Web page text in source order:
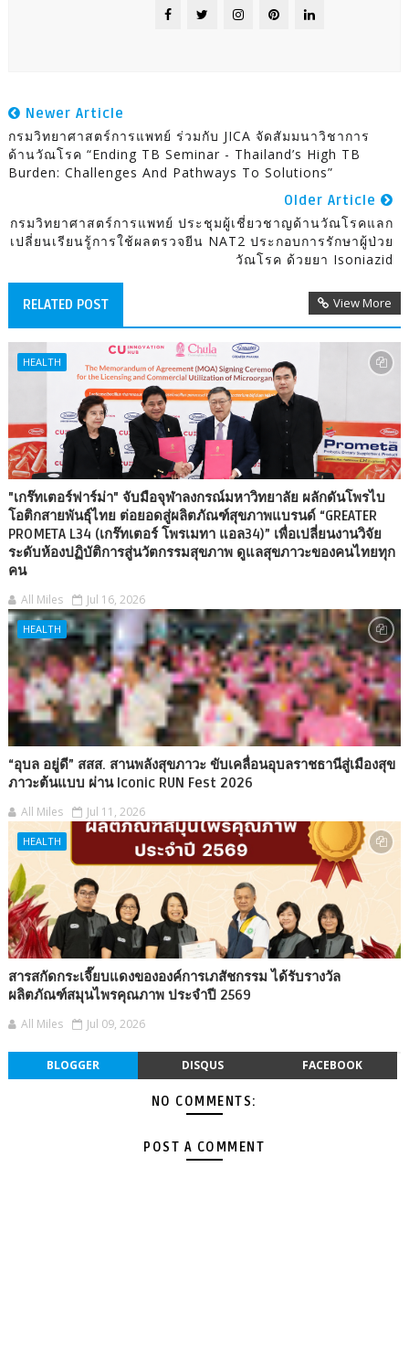
Newer Article
กรมวิทยาศาสตร์การแพทย์ ร่วมกับ JICA จัดสัมมนาวิชาการ
ด้านวัณโรค “Ending TB Seminar - Thailand’s High TB
Burden: Challenges And Pathways To Solutions”
Older Article
กรมวิทยาศาสตร์การแพทย์ ประชุมผู้เชี่ยวชาญด้านวัณโรคแลก
เปลี่ยนเรียนรู้การใช้ผลตรวจยีน NAT2 ประกอบการรักษาผู้ป่วย
วัณโรค ด้วยยา Isoniazid
RELATED POST View More
HEALTH
"เกร๊ทเตอร์ฟาร์ม่า" จับมือจุฬาลงกรณ์มหาวิทยาลัย ผลักดันโพรไบ
โอติกสายพันธุ์ไทย ต่อยอดสู่ผลิตภัณฑ์สุขภาพแบรนด์ “GREATER
PROMETA L34 (เกร๊ทเตอร์ โพรเมทา แอล34)” เพื่อเปลี่ยนงานวิจัย
ระดับห้องปฏิบัติการสู่นวัตกรรมสุขภาพ ดูแลสุขภาวะของคนไทยทุก
คน
All Miles Jul 16, 2026
HEALTH
“อุบล อยู่ดี” สสส. สานพลังสุขภาวะ ขับเคลื่อนอุบลราชธานีสู่เมืองสุข
ภาวะต้นแบบ ผ่าน Iconic RUN Fest 2026
All Miles Jul 11, 2026
HEALTH
สารสกัดกระเจี๊ยบแดงขององค์การเภสัชกรรม ได้รับรางวัล
ผลิตภัณฑ์สมุนไพรคุณภาพ ประจำปี 2569
All Miles Jul 09, 2026
BLOGGER DISQUS FACEBOOK
NO COMMENTS:
POST A COMMENT